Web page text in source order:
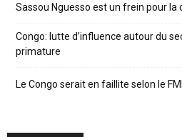
Sassou Nguesso est un frein pour
Congo: lutte d’influence autour du
primature
Le Congo serait en faillite selon le FMI